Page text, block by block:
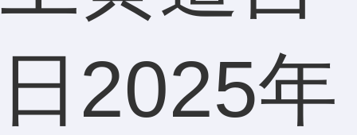
师！
日2025年